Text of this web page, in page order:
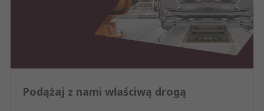
Podążaj z nami właściwą drogą